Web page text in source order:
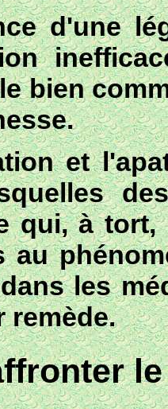
d'une
bien
et
qui,à tort,
au
les
remède.